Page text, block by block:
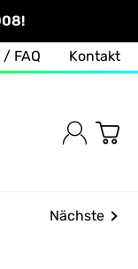
FAQ Kontakt
Nächste